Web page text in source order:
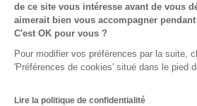
de ce site vous intéresse avant de vous
aimerait bien vous accompagner
C'est OK pour vous ?
Pour modifier vos préférences par la suite,
'Préférences de cookies' situé dans le pied
Lire la politique de confidentialité
La Team So-Buzz
Mentions légales
CGU & Cookies
Made with